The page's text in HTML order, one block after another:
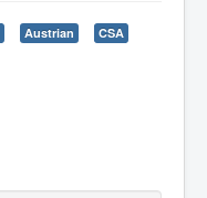
Austrian
CSA